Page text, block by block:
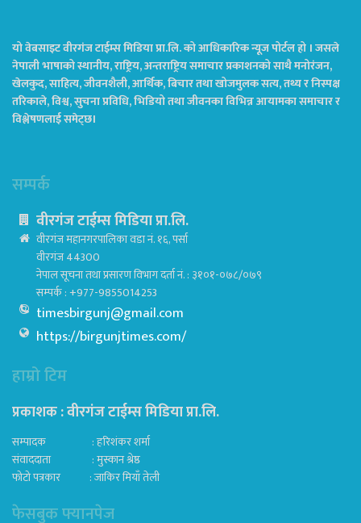
यो वेबसाइट वीरगंज टाईम्स मिडिया प्रा.लि. को आधिकारिक न्यूज पोर्टल हो । जसले
नेपाली भाषाको स्थानीय, राष्ट्रिय, अन्तराष्ट्रिय समाचार प्रकाशनको साथै मनोरंजन,
खेलकुद, साहित्य, जीवनशैली, आर्थिक, बिचार तथा खोजमुलक सत्य, तथ्य र निस्पक्ष
तरिकाले, विश्व, सुचना प्रविधि, भिडियो तथा जीवनका विभिन्न आयामका समाचार र
विश्लेषणलाई समेट्छ।
सम्पर्क
वीरगंज टाईम्स मिडिया प्रा.लि.
वीरगंज महानगरपालिका वडा नं. १६, पर्सा
वीरगंज 44300
नेपाल सूचना तथा प्रसारण विभाग दर्ता नं. : ३१०१-०७८/०७९
सम्पर्क : +977-9855014253
timesbirgunj@gmail.com
https://birgunjtimes.com/
हाम्रो टिम
प्रकाशक : वीरगंज टाईम्स मिडिया प्रा‍.लि.
सम्पादक : हरिशंकर शर्मा
संवाददाता : मुस्कान श्रेष्ठ
फोटो पत्रकार : जाकिर मियाँ तेली
फेसबुक फ्यानपेज